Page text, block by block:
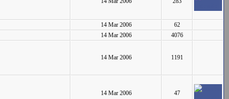
14 Mar 2006
62
14 Mar 2006 4076
14 Mar 2006 1191
14 Mar 2006 47